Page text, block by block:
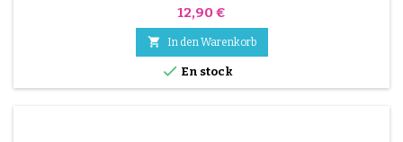
für Bébé Confort Mura / Maxi-Cosi Mura Erhältlich in 2 Größen: 10
kompatibel mit den Kinderwagenmodellen Bébé Confort Mura
und Maxi-Cosi Mura. Montage mit Schlauch (nicht im...
Preis
12,90 €
 In den Warenkorb
 En stock